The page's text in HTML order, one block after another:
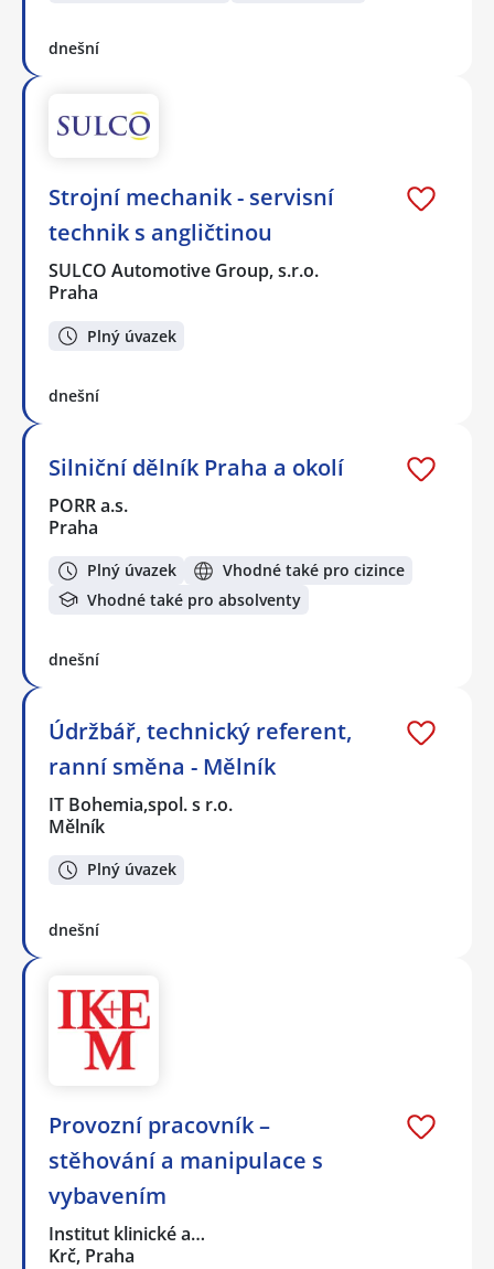
dnešní
Strojní mechanik - servisní
technik s angličtinou
SULCO Automotive Group, s.r.o.
Praha
Plný úvazek
dnešní
Silniční dělník Praha a okolí
PORR a.s.
Praha
Plný úvazek
Vhodné také pro cizince
Vhodné také pro absolventy
dnešní
Údržbář, technický referent,
ranní směna - Mělník
IT Bohemia,spol. s r.o.
Mělník
Plný úvazek
dnešní
Provozní pracovník –
stěhování a manipulace s
vybavením
Institut klinické a…
Krč, Praha